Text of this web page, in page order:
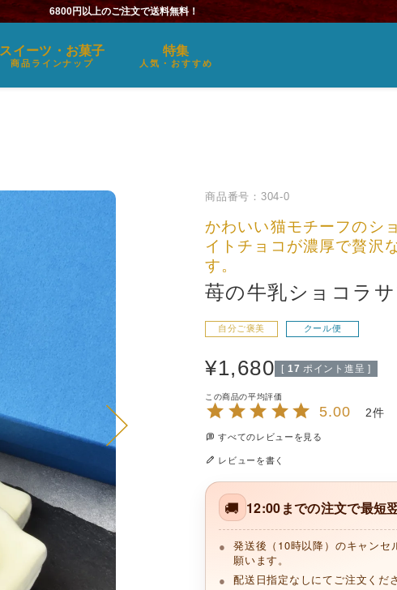
6800円以上のご注文で送料無料！
スイーツ・お菓子
商品ラインナップ
特集
人気・おすすめ
商品番号 304-0
かわいい猫モチーフのシ
イトチョコが濃厚で贅沢
す。
苺の牛乳ショコラ
自分ご褒美 クール便
¥1,680 [ 17 ポイント進呈 ]
5.00 2
すべてのレビューを見る
レビューを書く
🚚 12:00までの注文で最短
発送後（10時以降）のキャンセ
願います。
配送日指定なしにてご注文くだ